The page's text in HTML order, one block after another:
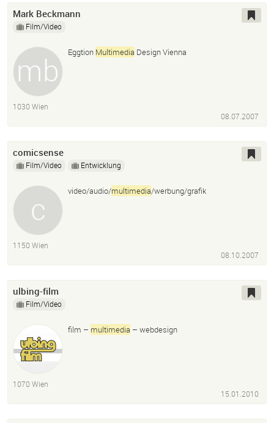
Mark Beckmann
Film/Video
Eggtion Multimedia Design Vienna
1030 Wien
08.07.2007
comicsense
Film/Video Entwicklung
video/audio/multimedia/werbung/grafik
1150 Wien
08.10.2007
ulbing-film
Film/Video
film – multimedia – webdesign
1070 Wien
15.01.2010